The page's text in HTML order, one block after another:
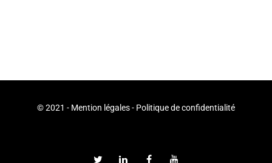
© 2021 - Mention légales- Politique de confidentialité